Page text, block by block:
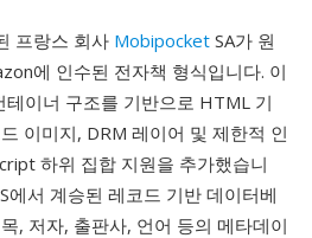
프랑스 회사 Mobipocket SA가 원
에 인수된 전자책 형식입니다. 이
이너 구조를 기반으로 HTML 기
이미지, DRM 레이어 및 제한적 인
하위 집합 지원을 추가했습니
에서 계승된 레코드 기반 데이터베
, 저자, 출판사, 언어 등의 메타데이